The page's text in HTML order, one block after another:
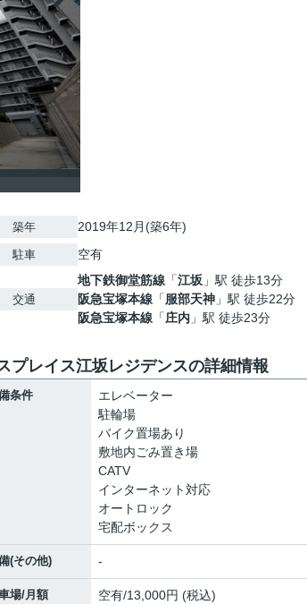
築年 2019年12月(築6年)
駐車 空有
交通
地下鉄御堂筋線 「江坂 」駅 徒歩13分
阪急宝塚本線 「服部天神 」駅 徒歩22分
阪急宝塚本線 「庄内 」駅 徒歩23分
プレイス江坂レジデンスの詳細情報
条件
エレベーター
駐輪場
バイク置場あり
敷地内ごみ置き場
CATV
インターネット対応
オートロック
宅配ボックス
(その他) -
場/月額 空有/13,000円 (税込)